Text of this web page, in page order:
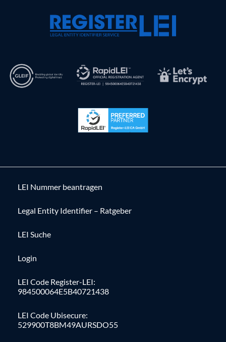
LEI Nummer beantragen
Legal Entity Identifier – Ratgeber
LEI Suche
Login
LEI Code Register-LEI:
984500064E5B40721438
LEI Code Ubisecure:
529900T8BM49AURSDO55